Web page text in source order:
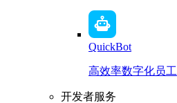
QuickBot
高效率数字化员工
开发者服务